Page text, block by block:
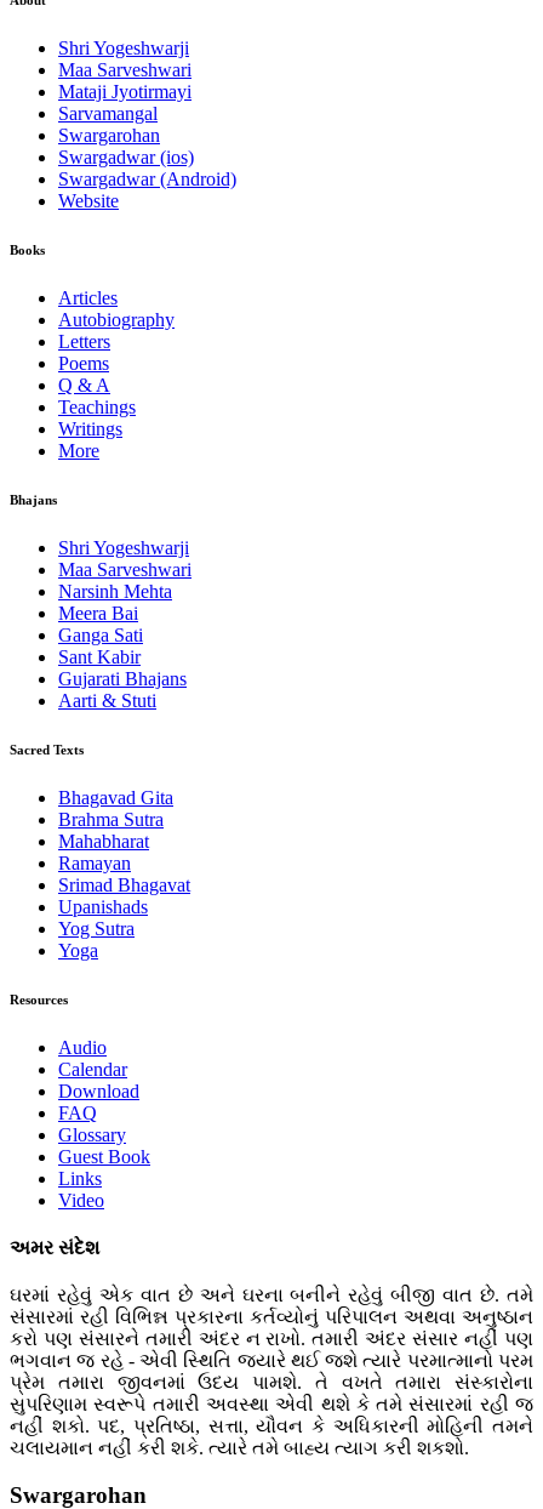
Shri Yogeshwarji
Maa Sarveshwari
Mataji Jyotirmayi
Sarvamangal
Swargarohan
Swargadwar (ios)
Swargadwar (Android)
Website
Books
Articles
Autobiography
Letters
Poems
Q & A
Teachings
Writings
More
Bhajans
Shri Yogeshwarji
Maa Sarveshwari
Narsinh Mehta
Meera Bai
Ganga Sati
Sant Kabir
Gujarati Bhajans
Aarti & Stuti
Sacred Texts
Bhagavad Gita
Brahma Sutra
Mahabharat
Ramayan
Srimad Bhagavat
Upanishads
Yog Sutra
Yoga
Resources
Audio
Calendar
Download
FAQ
Glossary
Guest Book
Links
Video
અમર સંદેશ
ઘરમાં રહેવું એક વાત છે અને ઘરના બનીને રહેવું બીજી વાત છે. તમે
સંસારમાં રહી વિભિન્ન પ્રકારના કર્તવ્યોનું પરિપાલન અથવા અનુષ્ઠાન
કરો પણ સંસારને તમારી અંદર ન રાખો. તમારી અંદર સંસાર નહીં પણ
ભગવાન જ રહે - એવી સ્થિતિ જ્યારે થઈ જશે ત્યારે પરમાત્માનો પરમ
પ્રેમ તમારા જીવનમાં ઉદય પામશે. તે વખતે તમારા સંસ્કારોના
સુપરિણામ સ્વરૂપે તમારી અવસ્થા એવી થશે કે તમે સંસારમાં રહી જ
નહીં શકો. પદ, પ્રતિષ્ઠા, સત્તા, યૌવન કે અધિકારની મોહિની તમને
ચલાયમાન નહીં કરી શકે. ત્યારે તમે બાહ્ય ત્યાગ કરી શકશો.
Swargarohan